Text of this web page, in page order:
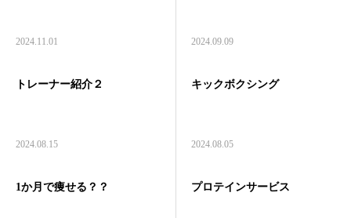
2024.11.01 2024.09.09
トレーナー紹介２
2024.08.15
キックボクシング
2024.08.05
1か月で痩せる？？ プロテインサービス